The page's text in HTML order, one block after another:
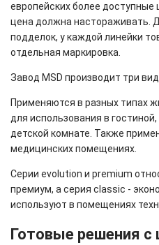
европейских более
цена должна настораживать.
подделок, у каждой линейки
отдельная маркировка.
Завод MSD производит три
Применяются в разных типах
для использования в
детской комнате. Также
медицинских помещениях.
Серии evolution и premium
премиум, а серия classic -
используют в помещениях
Готовые решения с